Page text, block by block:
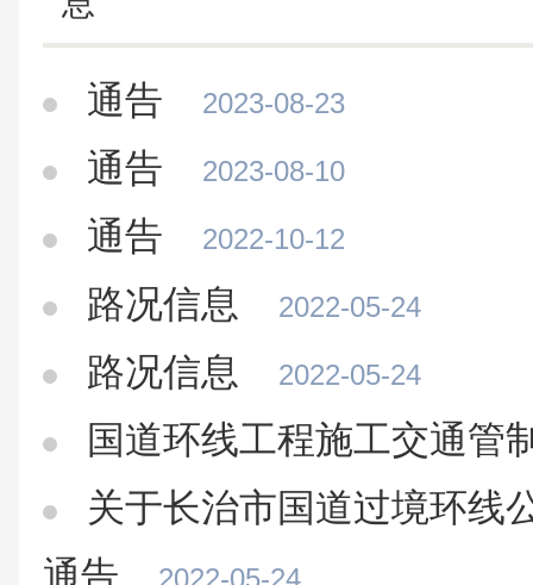
通告 2023-08-23
通告 2023-08-10
通告 2022-10-12
路况信息 2022-05-24
路况信息 2022-05-24
国道环线工程施工交通管
关于长治市国道过境环线
通告
2022-05-24